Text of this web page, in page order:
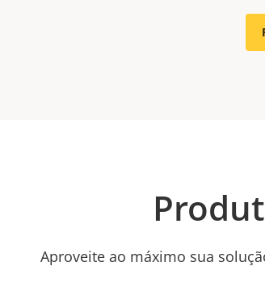
Aproveite ao máximo sua